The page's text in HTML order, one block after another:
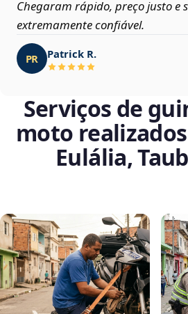
Chegaram rápido, preço justo e
extremamente confiável.
PR Patrick R.
Serviços de
moto
Eulália,